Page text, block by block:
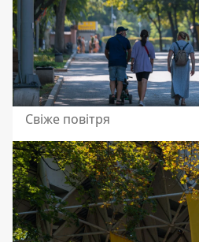
Свіже повітря